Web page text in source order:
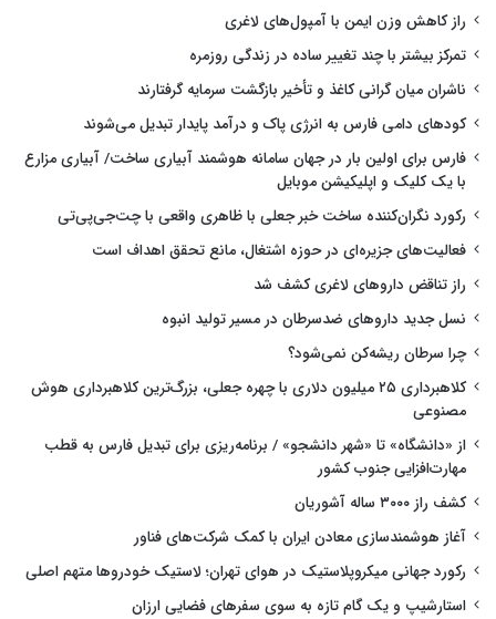
راز کاهش وزن ایمن با آمپول‌های لاغری
تمرکز بیشتر با چند تغییر ساده در زندگی روزمره
ناشران میان گرانی کاغذ و تأخیر بازگشت سرمایه گرفتارند
کودهای دامی فارس به انرژی پاک و درآمد پایدار تبدیل می‌شوند
فارس برای اولین بار در جهان سامانه هوشمند آبیاری ساخت/ آبیاری مزارع
با یک کلیک و اپلیکیشن موبایل
رکورد نگران‌کننده ساخت خبر جعلی با ظاهری واقعی با چت‌جی‌پی‌تی
فعالیت‌های جزیره‌ای در حوزه اشتغال، مانع تحقق اهداف است
راز تناقض داروهای لاغری کشف شد
نسل جدید داروهای ضدسرطان در مسیر تولید انبوه
چرا سرطان ریشه‌کن نمی‌شود؟
کلاهبرداری ۲۵ میلیون دلاری با چهره جعلی، بزرگ‌ترین کلاهبرداری هوش
مصنوعی
از «دانشگاه» تا «شهر دانشجو» / برنامه‌ریزی برای تبدیل فارس به قطب
مهارت‌افزایی جنوب کشور
کشف راز ۳۰۰۰ ساله آشوریان
آغاز هوشمندسازی معادن ایران با کمک شرکت‌های فناور
رکورد جهانی میکروپلاستیک در هوای تهران؛ لاستیک خودروها متهم اصلی
استارشیپ و یک گام تازه به سوی سفرهای فضایی ارزان